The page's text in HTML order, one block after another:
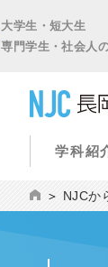
大学生・短大生
専門学生・社会人
学科紹
NJCか